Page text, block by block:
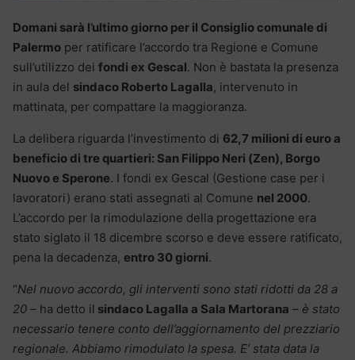
Domani sarà l’ultimo giorno per il Consiglio comunale di
Palermo per ratificare l’accordo tra Regione e Comune
sull’utilizzo dei fondi ex Gescal. Non è bastata la presenza
in aula del sindaco Roberto Lagalla, intervenuto in
mattinata, per compattare la maggioranza.
La delibera riguarda l’investimento di 62,7 milioni di euro a
beneficio di tre quartieri: San Filippo Neri (Zen), Borgo
Nuovo e Sperone. I fondi ex Gescal (Gestione case per i
lavoratori) erano stati assegnati al Comune nel 2000.
L’accordo per la rimodulazione della progettazione era
stato siglato il 18 dicembre scorso e deve essere ratificato,
pena la decadenza, entro 30 giorni.
“Nel nuovo accordo, gli interventi sono stati ridotti da 28 a
20 – ha detto il sindaco Lagalla a Sala Martorana – è stato
necessario tenere conto dell’aggiornamento del prezziario
regionale. Abbiamo rimodulato la spesa. E’ stata data la